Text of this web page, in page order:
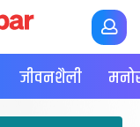
जीवनशैली